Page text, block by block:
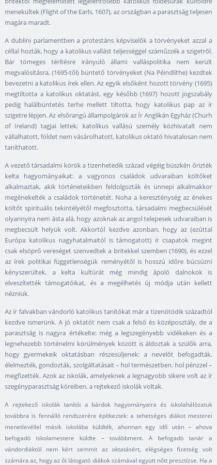
menekültek (Flight of the Earls, 1607), az országban a parasztság teljesen
magára maradt.
A dublini parlamentben a protestáns képviselők a törvényeket azzal a
céllal hozták, hogy a katolikus vallást teljességgel száműzzék a szigetről.
Bár tömeges térítésre irányuló állami valláspolitika nem került
megvalósításra, (1695-től) büntető törvényeket (Na Péindlíthe) kezdtek
bevezetni a katolikus írek ellen. Az egyik elsőként hozott törvény (1695)
megtiltotta a katolikus oktatást, egy később (1697) hozott jogszabály
pedig halálbüntetés terhe mellett tiltotta, hogy katolikus pap az ír
szigetre lépjen. Az elsőrangú állampolgárok az Ír Anglikán Egyház (Churh
of Ireland) tagjai lettek; katolikus vallású személy közhivatalt nem
vállalhatott, földet nem vásárolhatott, katolikus oktató hivatalosan nem
taníthatott.
A vezető társadalmi körök a tizenhetedik század végéig büszkén őrizték
kelta hagyományaikat: a vagyonos családok udvaraiban költőket
alkalmaztak, akik történeteikben feldolgozták és ünnepi alkalmakkor
megénekelték a családok történetét. Noha a kereszténység az énekes
költőt spirituális tekintélyétől megfosztotta, társadalmi megbecsülését
olyannyira nem ásta alá, hogy azoknak az angol telepesek udvaraiban is
megbecsült helyük volt. Akkortól kezdve azonban, hogy az (ezúttal
Európa katolikus nagyhatalmaitól is támogatott) ír csapatok megint
csak elsöprő vereséget szenvedtek a britekkel szemben (1690), és ezzel
az írek politikai függetlenségük reményétől is hosszú időre búcsúzni
kényszerültek, a kelta kultúrát még mindig ápoló dalnokok is
elveszítették támogatóikat, és a megélhetés új módja után kellett
nézniük.
Az ír falvakban vándorló katolikus tanítókat már a tizenötödik századtól
kezdve ismerünk. A jó oktatót nem csak a felső és középosztály, de a
parasztság is nagyra értékelte: még a legszegényebb vidékeken és a
legnehezebb történelmi körülmények között is áldoztak a szülők arra,
hogy gyermekeik oktatásban részesüljenek: a nevelőt befogadták,
élelmezték, gondozták, szolgáltatásait – hol természetben, hol pénzzel –
megfizették. Azok az iskolák, amelyeknek a legnagyobb sikere volt az ír
szegényparasztság köreiben, a rejtekező iskolák voltak.
A rejtekező iskolák tanítói a bárdok hagyományaira és iskolahálózatuk
továbbra is fennálló rendszerére építkeztek: a tehetséges diákot mesterei
menetlevéllel másik iskolába küldték, ahonnan egy idő után – ahova
befogadó iskolamestere küldte – továbbment. A befogadó tanár a
vándordiáktól nem kért semmit az oktatásért, elégséges fizetség volt
számára az, hogy az őt látogató diákok számával együtt nőtt presztízse. Ha a